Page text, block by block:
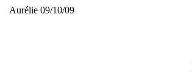
Aurélie 09/10/09